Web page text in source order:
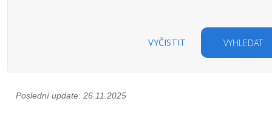
VYČISTIT VYHLEDAT
Poslední update: 26.11.2025